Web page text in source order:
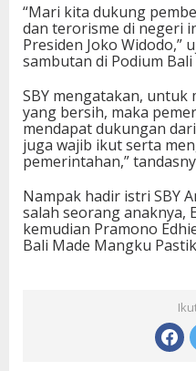
“Mari kita dukung
dan terorisme di negeri
Presiden Joko Widodo,”
sambutan di Podium Bali
SBY mengatakan,
yang bersih, maka
mendapat dukungan
juga wajib ikut serta
pemerintahan,”
Nampak hadir istri SBY
salah seorang anaknya,
kemudian Pramono
Bali Made Mangku